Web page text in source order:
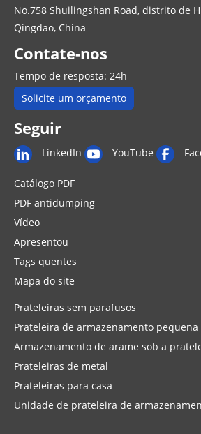
No.758 Shuilingshan Road, distrito de
Qingdao, China
Contate-nos
Tempo de resposta: 24h
Solicite um orçamento
Seguir
LinkedIn YouTube
Catálogo PDF
PDF antidumping
Vídeo
Apresentou
Tags quentes
Mapa do site
Prateleiras sem parafusos
Prateleira de armazenamento pequena
Armazenamento de arame sob a
Prateleiras de metal
Prateleiras para casa
Unidade de prateleira de